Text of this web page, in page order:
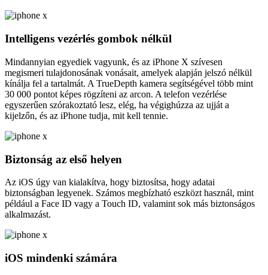
Intelligens vezérlés gombok nélkül
Mindannyian egyediek vagyunk, és az iPhone X szívesen
megismeri tulajdonosának vonásait, amelyek alapján jelszó nélkül
kínálja fel a tartalmát. A TrueDepth kamera segítségével több mint
30 000 pontot képes rögzíteni az arcon. A telefon vezérlése
egyszerűen szórakoztató lesz, elég, ha végighúzza az ujját a
kijelzőn, és az iPhone tudja, mit kell tennie.
Biztonság az első helyen
Az iOS úgy van kialakítva, hogy biztosítsa, hogy adatai
biztonságban legyenek. Számos megbízható eszközt használ, mint
például a Face ID vagy a Touch ID, valamint sok más biztonságos
alkalmazást.
iOS mindenki számára